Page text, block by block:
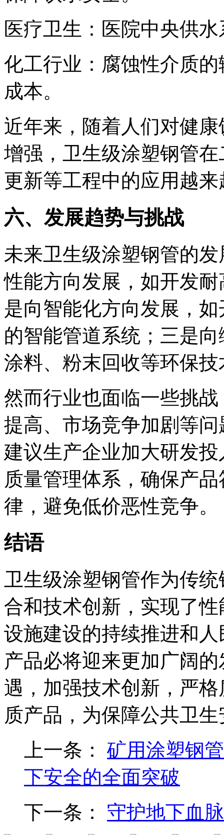
医疗卫生：医院中央供
化工行业：腐蚀性介质
成本。
近年来，随着人们对健
增强，卫生级涂塑钢管
更新等工程中的应用越
六、发展趋势与挑战
未来卫生级涂塑钢管的
性能方向发展，如开发
是向智能化方向发展，
的智能管道系统；三是
涂料、粉末回收等环保
然而行业也面临一些挑
提高、市场竞争加剧等
建议生产企业加大研发
质量管理体系，确保产
律，避免低价恶性竞争。
结语
卫生级涂塑钢管作为传
合和技术创新，实现了
设施建设的持续推进和
产品必将迎来更加广阔
遇，加强技术创新，严
质产品，为保障公共卫
上一条： 矿用涂塑钢
下安全的全面突破
下一条： 守护地下血